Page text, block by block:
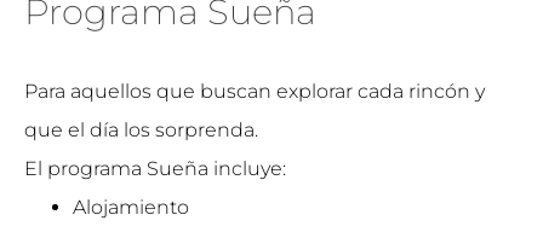
Programa Sueña
Para aquellos que buscan explorar cada rincón y
que el día los sorprenda.
El programa Sueña incluye:
Alojamiento